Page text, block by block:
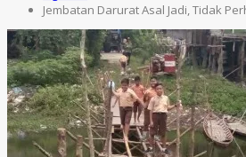
Jembatan Darurat Asal Jadi, Tidak